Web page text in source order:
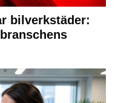
bilverkstäder: